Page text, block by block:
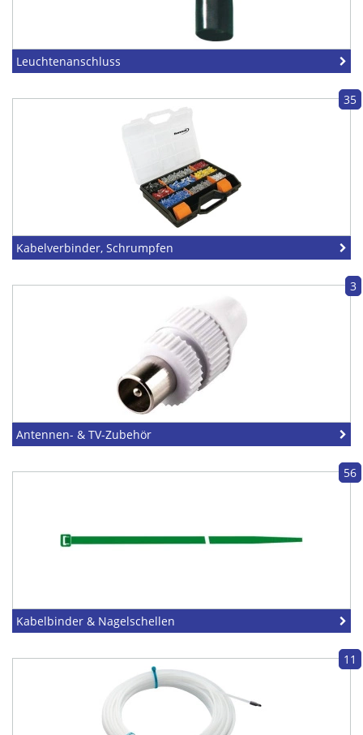
Leuchtenanschluss
35
Kabelverbinder, Schrumpfen
3
Antennen- & TV-Zubehör
56
Kabelbinder & Nagelschellen
11